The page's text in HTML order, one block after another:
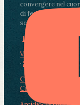
convergere nel
di fedeli, operatori
segnate dalla
Photo
View on Facebook
· Share
Condividi su
Condividi su